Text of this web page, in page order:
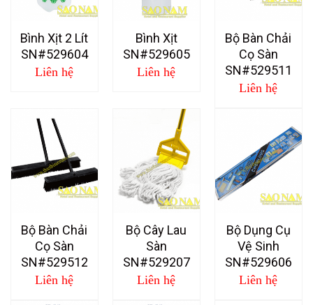
Bình Xịt 2 Lít
SN#529604
Liên hệ
Bình Xịt
SN#529605
Liên hệ
Bộ Bàn Chải
Cọ Sàn
SN#529511
Liên hệ
Bộ Bàn Chải
Cọ Sàn
SN#529512
Liên hệ
Bộ Cây Lau
Sàn
SN#529207
Liên hệ
Bộ Dụng Cụ
Vệ Sinh
SN#529606
Liên hệ